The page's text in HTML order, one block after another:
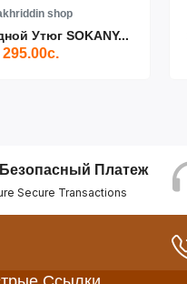
shop
Утюг SOKANY...
295.00с.
Безопасный Платеж
Secure Transactions